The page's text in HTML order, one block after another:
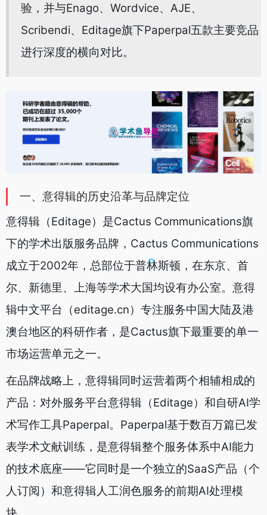
验，并与Enago、Wordvice、AJE、
Scribendi、Editage旗下Paperpal五款主要竞品
进行深度的横向对比。
一、意得辑的历史沿革与品牌定位
意得辑（Editage）是Cactus Communications旗
下的学术出版服务品牌，Cactus Communications
成立于2002年，总部位于普林斯顿，在东京、首
尔、新德里、上海等学术大国均设有办公室。意得
辑中文平台（editage.cn）专注服务中国大陆及港
澳台地区的科研作者，是Cactus旗下最重要的单一
市场运营单元之一。
在品牌战略上，意得辑同时运营着两个相辅相成的
产品：对外服务平台意得辑（Editage）和自研AI学
术写作工具Paperpal。Paperpal基于数百万篇已发
表学术文献训练，是意得辑整个服务体系中AI能力
的技术底座——它同时是一个独立的SaaS产品（个
人订阅）和意得辑人工润色服务的前期AI处理模